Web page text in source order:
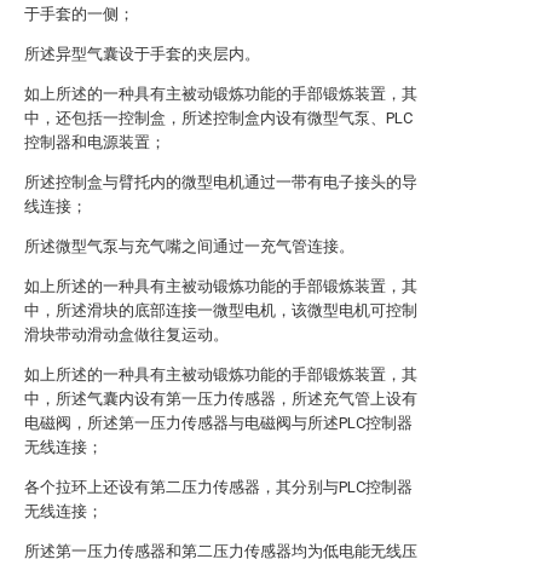
于手套的一侧；
所述异型气囊设于手套的夹层内。
如上所述的一种具有主被动锻炼功能的手部锻炼装置，其
中，还包括一控制盒，所述控制盒内设有微型气泵、PLC
控制器和电源装置；
所述控制盒与臂托内的微型电机通过一带有电子接头的导
线连接；
所述微型气泵与充气嘴之间通过一充气管连接。
如上所述的一种具有主被动锻炼功能的手部锻炼装置，其
中，所述滑块的底部连接一微型电机，该微型电机可控制
滑块带动滑动盒做往复运动。
如上所述的一种具有主被动锻炼功能的手部锻炼装置，其
中，所述气囊内设有第一压力传感器，所述充气管上设有
电磁阀，所述第一压力传感器与电磁阀与所述PLC控制器
无线连接；
各个拉环上还设有第二压力传感器，其分别与PLC控制器
无线连接；
所述第一压力传感器和第二压力传感器均为低电能无线压